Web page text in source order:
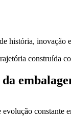
história, inovação
construída
constante